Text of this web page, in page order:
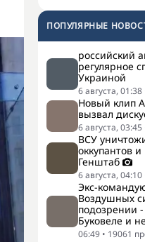
ПОПУЛЯРНЫЕ
российский
регулярное
Украиной
6 августа, 01:38
Новый клип
вызвал
6 августа, 03:45
ВСУ
оккупантов
Генштаб
6 августа, 04:10
Экс-
Воздушных
подозрении
Буковеле и
06:49 • 19061